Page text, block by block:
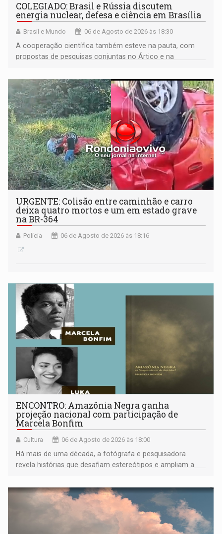
COLEGIADO: Brasil e Rússia discutem
energia nuclear, defesa e ciência em Brasília
Brasil e Mundo 06 de Agosto de 2026 às 18:30
A cooperação científica também esteve na pauta, com
propostas de pesquisas conjuntas no Ártico e na
URGENTE: Colisão entre caminhão e carro
deixa quatro mortos e um em estado grave
na BR-364
Polícia 06 de Agosto de 2026 às 18:16
ENCONTRO: Amazônia Negra ganha
projeção nacional com participação de
Marcela Bonfim
Cultura 06 de Agosto de 2026 às 18:00
Há mais de uma década, a fotógrafa e pesquisadora
revela histórias que desafiam estereótipos e ampliam a
negras